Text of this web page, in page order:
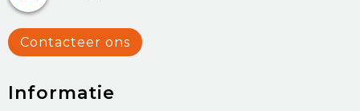
Contacteer ons
Informatie